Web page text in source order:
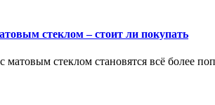
стеклом – стоит ли покупать
стеклом становятся всё более